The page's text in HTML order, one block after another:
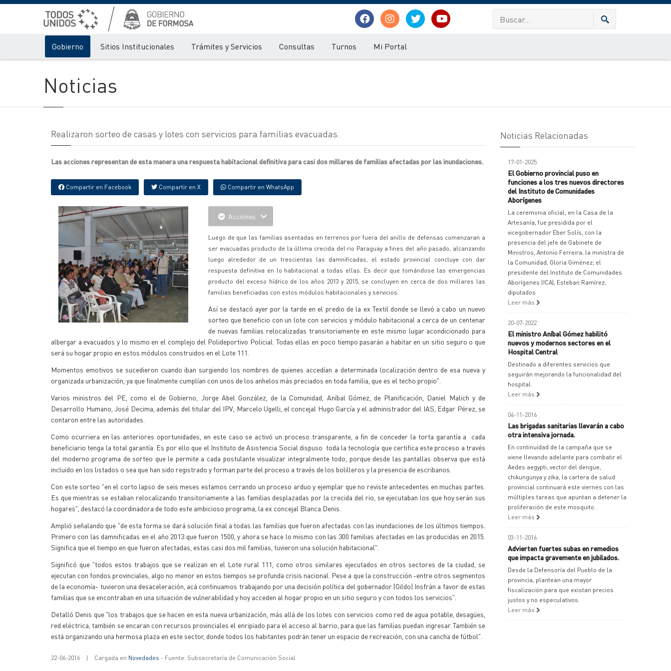
Gobierno Sitios Institucionales Trámites y Servicios Consultas Turnos Mi Portal
Noticias
Realizaron sorteo de casas y lotes con servicios para familias evacuadas.
Las acciones representan de esta manera una respuesta habitacional definitiva para casi dos millares de familias afectadas por las inundaciones.
Compartir en Facebook Compartir en X Compartir en WhatsApp
Acciones
Luego de que las familias asentadas en terrenos por fuera del anillo de defensas comenzaran a
ser evacuadas producto de la última crecida del rio Paraguay a fines del año pasado, alcanzando
luego alrededor de un trescientas las damnificadas, el estado provincial concluye con dar
respuesta definitiva en lo habitacional a todas ellas. Es decir que tomándose las emergencias
producto del exceso hídrico de los años 2013 y 2015, se concluyen en cerca de dos millares las
familias beneficiadas con estos módulos habitacionales y servicios.
Así se destacó ayer por la tarde en el predio de la ex Textil donde se llevó a cabo un nuevo
sorteo que beneficio con un lote con servicios y módulo habitacional a cerca de un centenar
de nuevas familias relocalizadas transitoriamente en este mismo lugar acondicionado para
albergar a evacuados y lo mismo en el complejo del Polideportivo Policial. Todas ellas en poco tiempo pasarán a habitar en un sitio seguro o que
será su hogar propio en estos módulos construidos en el Lote 111.
Momentos emotivos se sucedieron cuando iban surgiendo los nombres de quienes accedían a determinada localización dentro de esa nueva y
organizada urbanización, ya que finalmente cumplían con unos de los anhelos más preciados en toda familia, que es el techo propio".
Varios ministros del PE, como el de Gobierno, Jorge Abel González, de la Comunidad, Aníbal Gómez, de Planificación, Daniel Malich y de
Desarrollo Humano, José Decima, además del titular del IPV, Marcelo Ugelli, el concejal Hugo García y el administrador del IAS, Edgar Pérez, se
contaron entre las autoridades.
Como ocurriera en las anteriores oportunidades, en este caso se activó un proceso transparente, a fin de conceder la torta garantía a cada
beneficiario tenga la total garantía. Es por ello que el Instituto de Asistencia Social dispuso toda la tecnología que certifica este proceso a través
del moderno programa de sorteo que le permite a cada postulante visualizar integralmente todo, porque desde las pantallas observa que está
incluido en los listados o sea que han sido registrado y forman parte del proceso a través de los bolilleros y la presencia de escribanos.
Con este sorteo "en el corto lapso de seis meses estamos cerrando un proceso arduo y ejemplar que no reviste antecedentes en muchas partes.
Es que mientras se estaban relocalizando transitoriamente a las familias desplazadas por la crecida del rio, se ejecutaban los que hoy serán sus
hogares", destacó la coordinadora de todo este ambicioso programa, la ex concejal Blanca Denis.
Amplió señalando que "de esta forma se dará solución final a todas las familias que fueron afectadas con las inundaciones de los últimos tiempos.
Primero con las damnificadas en el año 2013 que fueron 1500, y ahora se hace lo mismo con las 300 familias afectadas en las producidas en 2015.
Significa que el tiempo en que fueron afectadas, estas casi dos mil familias, tuvieron una solución habitacional".
Significó que "todos estos trabajos que se realizan en el Lote rural 111, como otros similares ejecutados en otros sectores de la ciudad, se
ejecutan con fondos provinciales, algo no menor en estos tiempos se profunda crisis nacional. Pese a que la construcción -entre otros segmentos
de la economía- tuvieron una desaceleración, acá continuamos trabajando por una decisión política del gobernador (Gildo) Insfrán a favor de estas
familias que se encontraban en una situación de vulnerabilidad y hoy acceden al hogar propio en un sitio seguro y con todos los servicios".
Detalló Denis que "los trabajos que se hacen en esta nueva urbanización, más allá de los lotes con servicios como red de agua potable, desagües,
red eléctrica, también se encaran con recursos provinciales el enripiado para el acceso al barrio, para que las familias puedan ingresar. También se
está organizando una hermosa plaza en este sector, donde todos los habitantes podrán tener un espacio de recreación, con una cancha de fútbol".
22-06-2016 | Cargada en Novedades - Fuente: Subsecretaría de Comunicación Social
Noticias Relacionadas
17-01-2025
El Gobierno provincial puso en
funciones a los tres nuevos directores
del Instituto de Comunidades
Aborígenes
La ceremonia oficial, en la Casa de la
Artesanía, fue presidida por el
vicegobernador Eber Solís, con la
presencia del jefe de Gabinete de
Ministros, Antonio Ferreira; la ministra de
la Comunidad, Gloria Giménez; el
presidente del Instituto de Comunidades
Aborígenes (ICA), Esteban Ramírez;
diputados
Leer más
20-07-2022
El ministro Aníbal Gómez habilitó
nuevos y modernos sectores en el
Hospital Central
Destinado a diferentes servicios que
seguirán mejorando la funcionalidad del
hospital.
Leer más
04-11-2016
Las brigadas sanitarias llevarán a cabo
otra intensiva jornada.
En continuidad de la campaña que se
viene llevando adelante para combatir el
Aedes aegypti, vector del dengue,
chikungunya y zika, la cartera de salud
provincial continuará este viernes con las
múltiples tareas que apuntan a detener la
proliferación de este mosquito.
Leer más
03-11-2016
Advierten fuertes subas en remedios
que impacta gravemente en jubilados.
Desde la Defensoría del Pueblo de la
provincia, plantean una mayor
fiscalización para que existan precios
justos y no especulativos.
Leer más